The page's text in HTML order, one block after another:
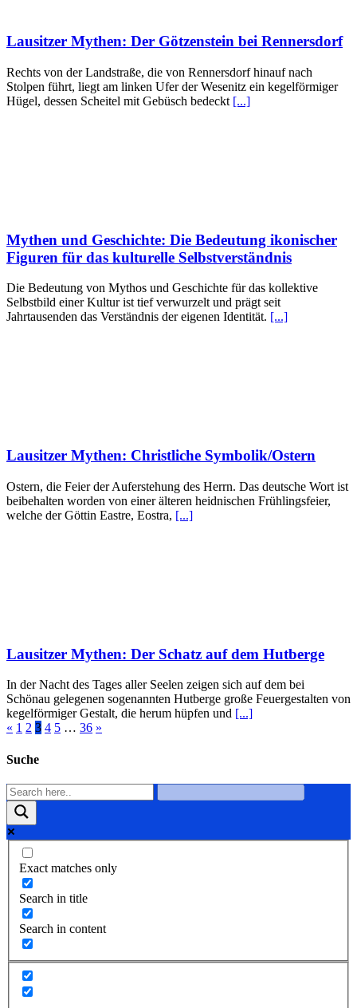
Lausitzer Mythen: Der Götzenstein bei Rennersdorf
Rechts von der Landstraße, die von Rennersdorf hinauf nach
Stolpen führt, liegt am linken Ufer der Wesenitz ein kegelförmiger
Hügel, dessen Scheitel mit Gebüsch bedeckt [...]
Mythen und Geschichte: Die Bedeutung ikonischer
Figuren für das kulturelle Selbstverständnis
Die Bedeutung von Mythos und Geschichte für das kollektive
Selbstbild einer Kultur ist tief verwurzelt und prägt seit
Jahrtausenden das Verständnis der eigenen Identität. [...]
Lausitzer Mythen: Christliche Symbolik/Ostern
Ostern, die Feier der Auferstehung des Herrn. Das deutsche Wort ist
beibehalten worden von einer älteren heidnischen Frühlingsfeier,
welche der Göttin Eastre, Eostra, [...]
Lausitzer Mythen: Der Schatz auf dem Hutberge
In der Nacht des Tages aller Seelen zeigen sich auf dem bei
Schönau gelegenen sogenannten Hutberge große Feuergestalten von
kegelförmiger Gestalt, die herum hüpfen und [...]
« 1 2 3 4 5 … 36 »
Suche
Exact matches only
Search in title
Search in content